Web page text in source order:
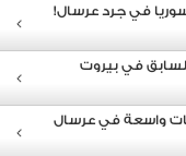
في جرد عرسال!
في بيروت
واسعة في عرسال